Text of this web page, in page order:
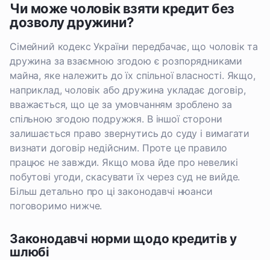
Чи може чоловік взяти кредит без
дозволу дружини?
Сімейний кодекс України передбачає, що чоловік та
дружина за взаємною згодою є розпорядниками
майна, яке належить до їх спільної власності. Якщо,
наприклад, чоловік або дружина укладає договір,
вважається, що це за умовчанням зроблено за
спільною згодою подружжя. В іншої сторони
залишається право звернутись до суду і вимагати
визнати договір недійсним. Проте це правило
працює не завжди. Якщо мова йде про невеликі
побутові угоди, скасувати їх через суд не вийде.
Більш детально про ці законодавчі нюанси
поговоримо нижче.
Законодавчі норми щодо кредитів у
шлюбі